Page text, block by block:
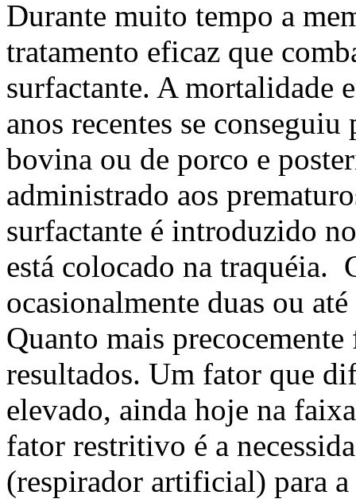
Durante muito tempo a
tratamento eficaz que
surfactante. A mortalidade
anos recentes se
bovina ou de porco e
administrado aos
surfactante é introduzido
está colocado na traquéia.
ocasionalmente duas ou
Quanto mais
resultados. Um fator que
elevado, ainda hoje na
fator restritivo é a
(respirador artificial) para